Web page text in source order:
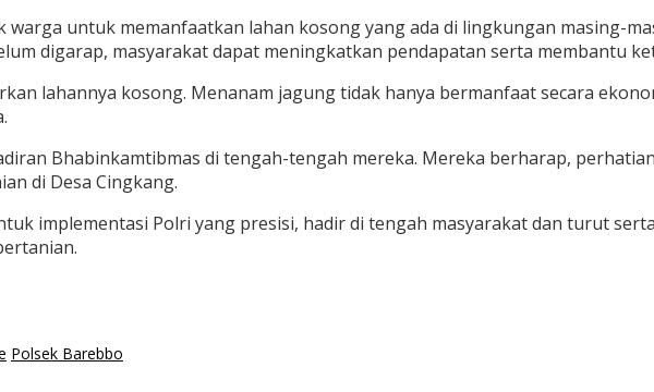
warga untuk memanfaatkan lahan kosong yang ada di lingkungan masing-
digarap, masyarakat dapat meningkatkan pendapatan serta membantu
lahannya kosong. Menanam jagung tidak hanya bermanfaat secara
Bhabinkamtibmas di tengah-tengah mereka. Mereka berharap,
di Desa Cingkang.
implementasi Polri yang presisi, hadir di tengah masyarakat dan turut
Polsek Barebbo